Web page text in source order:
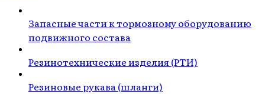
Запасные части к тормозному оборудованию
подвижного состава
Резинотехнические изделия (РТИ)
Резиновые рукава (шланги)